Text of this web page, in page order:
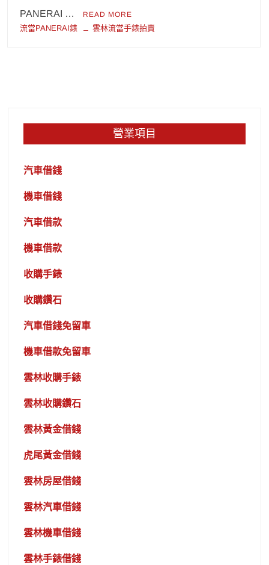
PANERAI … READ MORE
流當PANERAI錶 雲林流當手錶拍賣
營業項目
汽車借錢
機車借錢
汽車借款
機車借款
收購手錶
收購鑽石
汽車借錢免留車
機車借款免留車
雲林收購手錶
雲林收購鑽石
雲林黃金借錢
虎尾黃金借錢
雲林房屋借錢
雲林汽車借錢
雲林機車借錢
雲林手錶借錢